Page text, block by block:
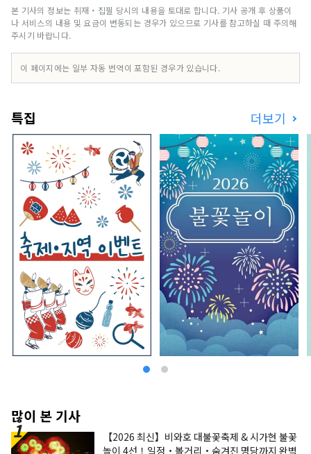
은 없습니까. 그리고, 전한 결과, 새롭게 누군가가
무언가에 연결된다. 그것이 "좋은 것"이 아닐까 생
수 있도록 '달기, 연결, 연결'을 컨셉으로 효고의 좋
은 것을 발굴하고 고객과 효고현내 지역 사이의 거
리가 굉장히 줄어드는 정보 전화를 걸겠습니다.
본 기사의 정보는 취재・집필 당시의 내용을 토대로 합니다. 기사 공개 후 상품이
나 서비스의 내용 및 요금이 변동되는 경우가 있으므로 기사를 참고하실 때 주의해
주시기 바랍니다.
이 페이지에는 일부 자동 번역이 포함된 경우가 있습니다.
특집 더보기
많이 본 기사
【2026 최신】비와호 대불꽃축제 & 시가현 불꽃
놀이 4선！일정・볼거리・숨겨진 명당까지 완벽